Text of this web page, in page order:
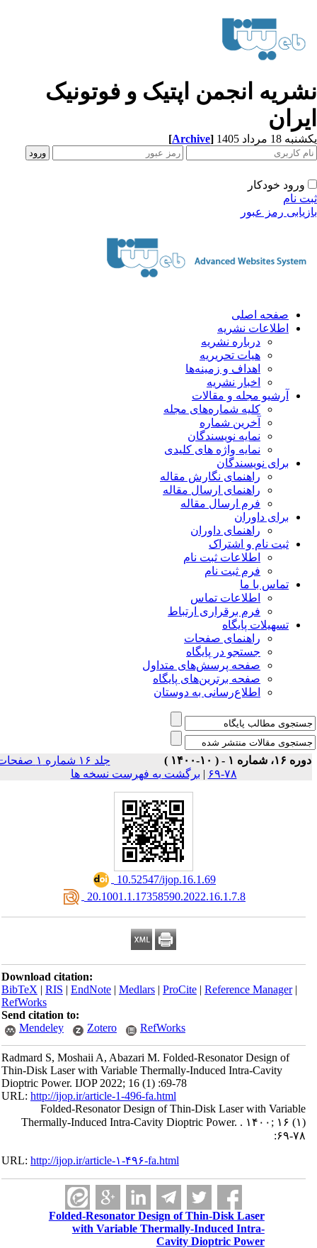
انجمن اپتیک و فوتونیک
18 مرداد 1405 [Archive]
ورود خودکار
نام
رمز عبور
صفحه اصلی
اطلاعات نشریه
درباره نشریه
هیات تحریریه
اهداف و زمینه‌ها
اخبار نشریه
آرشیو مجله و مقالات
کلیه شماره‌های مجله
آخرین شماره
نمایه نویسندگان
نمایه واژه های کلیدی
برای نویسندگان
راهنمای نگارش مقاله
راهنمای ارسال مقاله
فرم ارسال مقاله
برای داوران
راهنمای داوران
ثبت نام و اشتراک
اطلاعات ثبت نام
فرم ثبت نام
تماس با ما
اطلاعات تماس
فرم برقراری ارتباط
تسهیلات پایگاه
راهنمای صفحات
جستجو در پایگاه
صفحه پرسش‌های متداول
صفحه برترین‌های پایگاه
اطلاع‌رسانی به دوستان
۱۶، شماره ۱ - ( ۱۰-۱۴۰۰ )
جلد ۱۶ شماره ۱ صفحات
۷۸-۶۹
| برگشت به فهرست نسخه ها
‎ 10.52547/ijop.16.1.69
‎ 20.1001.1.17358590.2022.16.1.7.8
Download citation:
BibTeX|RIS|EndNote|Medlars|ProCite|Reference Manager
RefWorks
Send citation to:
Mendeley
Zotero RefWorks
Radmard S, Moshaii A, Abazari M. Folded-Resonator Design of
Thin-Disk Laser with Variable Thermally-Induced Intra-Cavity
Dioptric Power. IJOP 2022; 16 (1) :69-78
URL:http://ijop.ir/article-1-496-fa.html
Folded-Resonator Design of Thin-Disk Laser with Variable
Thermally-Induced Intra-Cavity Dioptric Power. . ۱۴۰۰; ۱۶ (۱)
:۶۹-۷۸
URL:http://ijop.ir/article-۱-۴۹۶-fa.html
Folded-Resonator Design of Thin-Disk Laser
with Variable Thermally-Induced Intra-
Cavity Dioptric Power